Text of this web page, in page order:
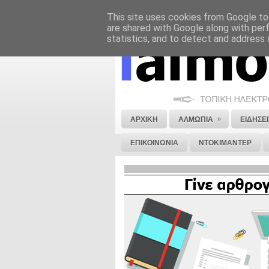
ΝΟΜΙΚΗ ΣΗΜΕΙΩΣΗ ΔΙΑΦΗΜΙΣΗ
ΑΡΧΙΚΗ ΑΛΜΩΠΙΑ »
ΕΠΙΚΟΙΝΩΝΙΑ ΝΤΟΚΙΜΑΝΤΕΡ
This site uses cookies from Google
are shared with Google along with
statistics, and to detect and address